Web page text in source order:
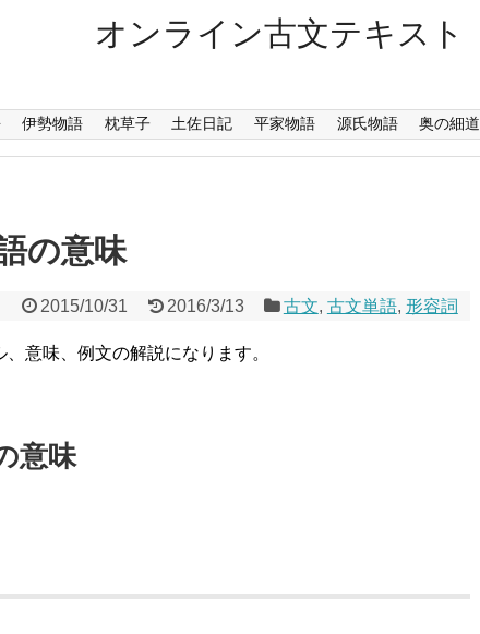
オンライン古文テキスト
伊勢物語 枕草子 土佐日記 平家物語 源氏物語 奥の細道
の意味
2015/10/31 2016/3/13 古文, 古文単語, 形容詞
意味、例文の解説になります。
意味